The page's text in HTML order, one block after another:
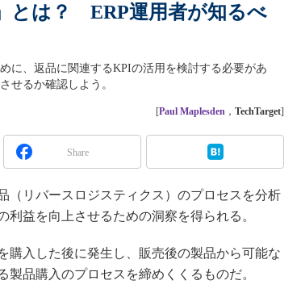
とは？ ERP運用者が知るべ
に、返品に関連するKPIの活用を検討する必要があ
せるか確認しよう。
[Paul Maplesden ， TechTarget]
Share
リバースロジスティクス）のプロセスを分析
益を向上させるための洞察を得られる。
入した後に発生し、販売後の製品から可能な
品購入のプロセスを締めくくるものだ。